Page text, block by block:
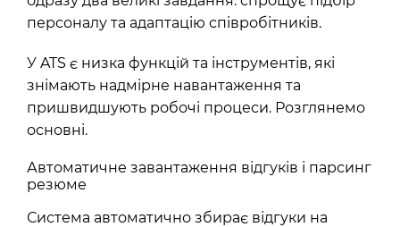
персоналу та адаптацію співробітників.
У ATS є низка функцій та інструментів, які
знімають надмірне навантаження та
пришвидшують робочі процеси. Розглянемо
основні.
Автоматичне завантаження відгуків і парсинг
резюме
Система автоматично збирає відгуки на